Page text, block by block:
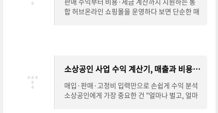
합 허브온라인 쇼핑몰을 운영하다 보면 단순한 매
소상공인 사업 수익 계산기, 매출과 비용을 한눈에 정리
매입·판매·고정비 입력만으로 손쉽게 수익 분석
소상공인에게 가장 중요한 건 "얼마나 벌고, 얼마